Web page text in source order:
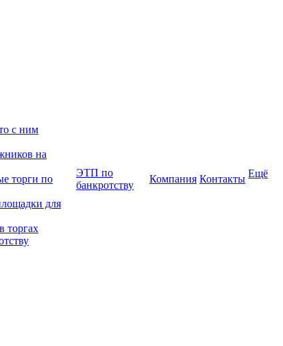
с ним
на
торги по
для
торгах
ЭТП по
банкротству
Компания Контакты Ещё